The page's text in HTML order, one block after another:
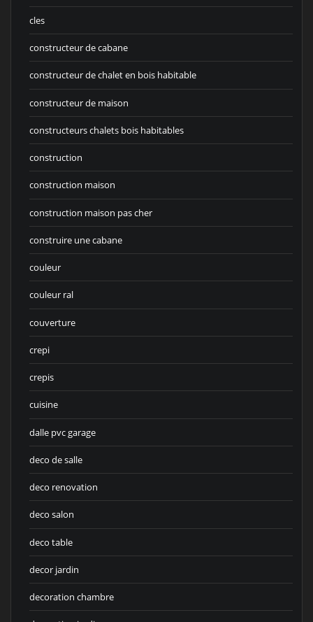
cles
constructeur de cabane
constructeur de chalet en bois habitable
constructeur de maison
constructeurs chalets bois habitables
construction
construction maison
construction maison pas cher
construire une cabane
couleur
couleur ral
couverture
crepi
crepis
cuisine
dalle pvc garage
deco de salle
deco renovation
deco salon
deco table
decor jardin
decoration chambre